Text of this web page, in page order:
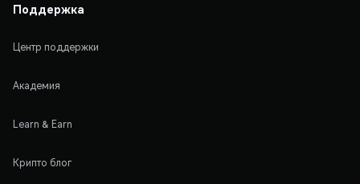
Поддержка
Центр поддержки
Академия
Learn & Earn
Крипто блог